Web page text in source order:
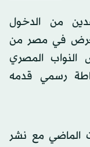
من الدخول
في مصر من
المصري
رسمي قدمه
الماضي مع نشر